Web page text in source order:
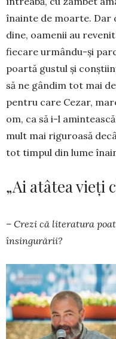
înainte de moarte.
dine, oamenii au
fiecare ur­mându-și
poartă gustul și
să ne gândim tot mai
pen­tru care Cezar,
om, ca să i-l
mult mai ri­gu­roasă
tot timpul din lume
„Ai atâtea vieți
– Crezi că literatura
însin­gu­rării?